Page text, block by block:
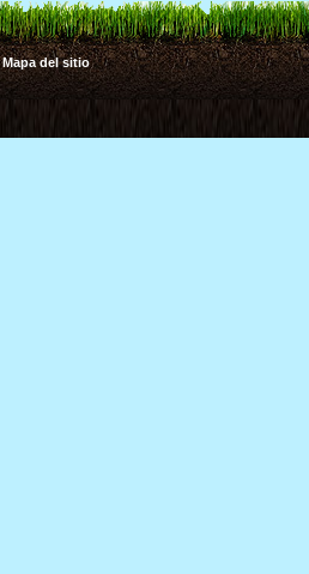
Mapa del sitio